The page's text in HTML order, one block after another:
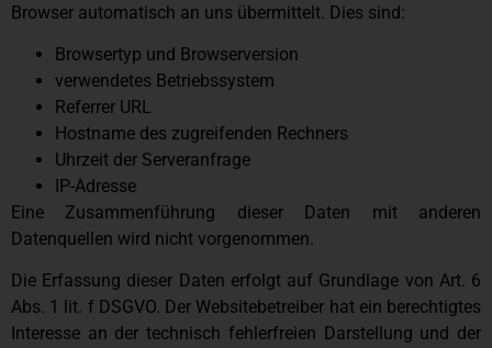
Browser automatisch an uns übermittelt. Dies sind:
Browsertyp und Browserversion
verwendetes Betriebssystem
Referrer URL
Hostname des zugreifenden Rechners
Uhrzeit der Serveranfrage
IP-Adresse
Eine Zusammenführung dieser Daten mit anderen
Datenquellen wird nicht vorgenommen.
Die Erfassung dieser Daten erfolgt auf Grundlage von Art. 6
Abs. 1 lit. f DSGVO. Der Websitebetreiber hat ein berechtigtes
Interesse an der technisch fehlerfreien Darstellung und der